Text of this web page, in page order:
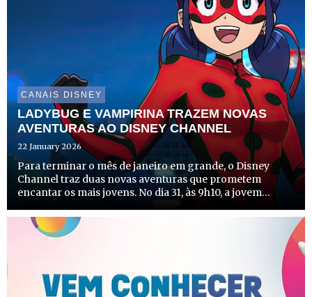
CANAIS DISNEY
LADYBUG E VAMPIRINA TRAZEM NOVAS
AVENTURAS AO DISNEY CHANNEL
22 January 2026
Para terminar o mês de janeiro em grande, o Disney
Channel traz duas novas aventuras que prometem
encantar os mais jovens. No dia 31, às 9h10, a jovem
internacional em “Miraculous World: As Aventuras de
Ladybug em Tóquio, S...